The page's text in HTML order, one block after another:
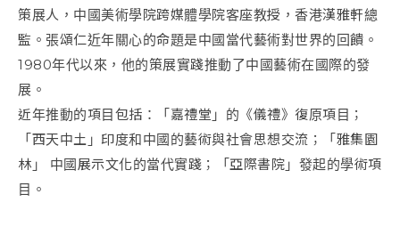
策展人，中國美術學院跨媒體學院客座教授，香港漢雅軒總
監。張頌仁近年關心的命題是中國當代藝術對世界的回饋。
1980年代以來，他的策展實踐推動了中國藝術在國際的發
展。
近年推動的項目包括：「嘉禮堂」的《儀禮》復原項目；
「西天中土」印度和中國的藝術與社會思想交流；「雅集園
林」
中國展示文化的當代實踐；「亞際書院」發起的學術項
目。